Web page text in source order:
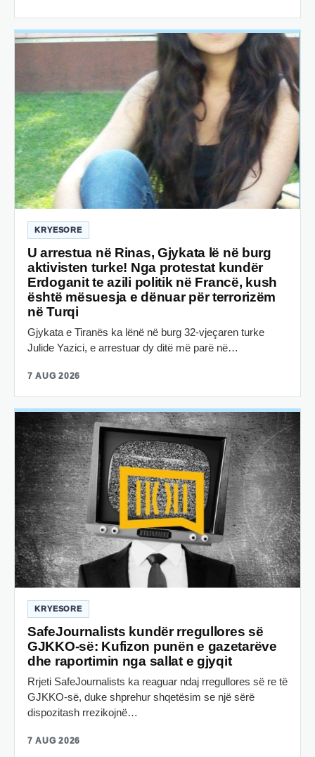
KRYESORE
U arrestua në Rinas, Gjykata lë në burg
aktivisten turke! Nga protestat kundër
Erdoganit te azili politik në Francë, kush
është mësuesja e dënuar për terrorizëm
në Turqi
Gjykata e Tiranës ka lënë në burg 32-vjeçaren turke
Julide Yazici, e arrestuar dy ditë më parë në…
7 AUG 2026
KRYESORE
SafeJournalists kundër rregullores së
GJKKO-së: Kufizon punën e gazetarëve
dhe raportimin nga sallat e gjyqit
Rrjeti SafeJournalists ka reaguar ndaj rregullores së re të
GJKKO-së, duke shprehur shqetësim se një sërë
dispozitash rrezikojnë…
7 AUG 2026